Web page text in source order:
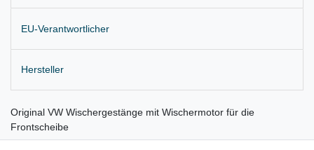
EU-Verantwortlicher
Hersteller
Original VW Wischergestänge mit Wischermotor für die
Frontscheibe